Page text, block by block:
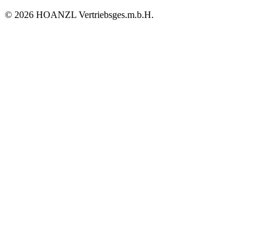
© 2026 HOANZL Vertriebsges.m.b.H.